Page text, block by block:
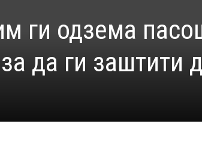
ги одзема
да ги заштити